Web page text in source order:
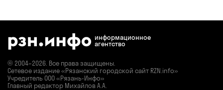
информационное
агентство
© 2004–2026. Все права защищены.
Сетевое издание «Рязанский городской сайт RZN.info»
Учредитель ООО «Рязань-Инфо»
Главный редактор Михайлов А.А.